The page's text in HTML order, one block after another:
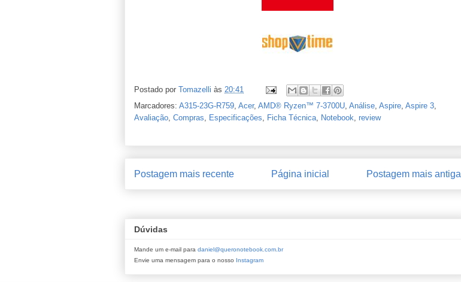
Postado por Tomazelli às 20:41
Marcadores: A315-23G-R759 Acer, AMD® Ryzen™ 7-3700U Análise Aspire Aspire 3
Avaliação Compras Especificações Ficha Técnica Notebook review
Postagem mais recente Postagem mais antiga
Página inicial
Dúvidas
Mande um e-mail para daniel@queronotebook.com.br
Envie uma mensagem para o nosso Instagram